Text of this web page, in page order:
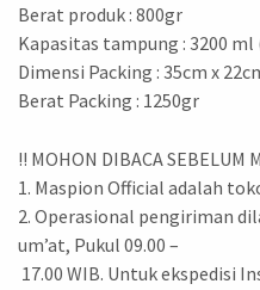
Berat produk : 800gr
Kapasitas tampung : 3200 ml
Dimensi Packing : 35cm x
Berat Packing : 1250gr
!! MOHON DIBACA SEBELUM
1. Maspion Official adalah
2. Operasional pengiriman
um’at, Pukul 09.00 –
17.00 WIB. Untuk ekspedisi